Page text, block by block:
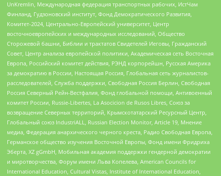
UnKremlin, Международная федерация транспортных рабочих, ИстЧам
Финланд, Гудзоновский институт, Фонд Демократического Развития,
Комитет-2024, Центрально-Европейский университет, Центр
восточноевропейских и международных исследований, Общество
Сторожевой башни, Библии и трактатов Свидетелей Иеговы, Гражданский
Совет, Центр анализа европейской политики, Академическая сеть Восточная
Европа, Российский комитет действия, РЭНД корпорейшн, Русская Америка
за демократию в России, Настоящая Россия, Глобальная сеть журналистов-
расследователей, Служба поддержки, Свободная Россия Берлин, Свободная
Россия Северный Рейн-Вестфалия, Фонд глобальной помощи, Антивоенный
комитет России, Russie-Libertes, La Asocicion de Rusos Libres, Союз за
возвращение Северных территорий, Крымскотатарский Ресурсный Центр,
Глобальный союз IndustriALL, Russian Election Monitor, Article 19, Мнение
медиа, Федерация анархического черного креста, Радио Свободная Европа,
Германское общество изучения Восточной Европы, Фонд имени Фридриха
Эберта, XZ gGmbH, Мобильная академия поддержки гендерной демократии
и миротворчества, Форум имени Льва Копелева, American Councils for
International Education, Cultural Vistas, Institute of International Education,